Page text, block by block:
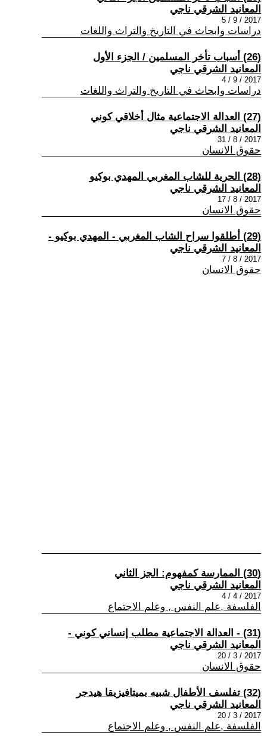
المعانيد الشرقي ناجي
2017 / 9 / 5
دراسات وابحاث في التاريخ والتراث واللغات
(26) أسباب تأخر المسلمين / الجزء الأول
المعانيد الشرقي ناجي
2017 / 9 / 4
دراسات وابحاث في التاريخ والتراث واللغات
(27) العدالة الاجتماعية مثال أخلاقي كوني
المعانيد الشرقي ناجي
2017 / 8 / 31
حقوق الانسان
(28) الحرية للشاب المغربي المهدي بوكيو
المعانيد الشرقي ناجي
2017 / 8 / 17
حقوق الانسان
(29) أطلقوا سراح الشاب المغربي - المهدي بوكيو -
المعانيد الشرقي ناجي
2017 / 8 / 7
حقوق الانسان
(30) الممارسة كمفهوم: الجز الثاني
المعانيد الشرقي ناجي
2017 / 4 / 4
الفلسفة ,علم النفس , وعلم الاجتماع
(31) - العدالة الاجتماعية مطلب إنساني كوني -
المعانيد الشرقي ناجي
2017 / 3 / 20
حقوق الانسان
(32) تفلسف الأطفال شبيه بميتافيزيقا هيدجر
المعانيد الشرقي ناجي
2017 / 3 / 20
الفلسفة ,علم النفس , وعلم الاجتماع